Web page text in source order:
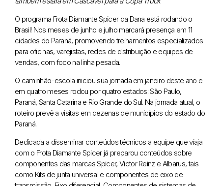
O programa Frota Diamante Spicer da Dana está rodando o
Brasil! Nos meses de junho e julho marcará presença em 11
cidades do Paraná, promovendo treinamentos especializados
para oficinas, varejistas, redes de distribuição e equipes de
vendas, com foco na linha pesada.
O caminhão-escola iniciou sua jornada em janeiro deste ano e
em quatro meses rodou por quatro estados: São Paulo,
Paraná, Santa Catarina e Rio Grande do Sul. Na jornada atual, o
roteiro prevê a visitas em dezenas de municípios do estado do
Paraná.
Dedicada a disseminar conteúdos técnicos a equipe que viaja
com o Frota Diamante Spicer já preparou conteúdos sobre
componentes das marcas Spicer, Victor Reinz e Albarus, tais
como Kits de junta universal e componentes de eixo de